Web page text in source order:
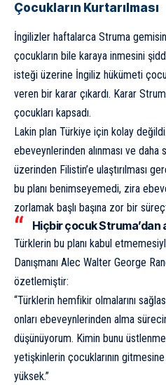
Çocukların Kurtarılması
İngilizler haftalarca Struma
çocukların bile karaya inmesini
isteği üzerine İngiliz hükümeti
veren bir karar çıkardı. Karar
çocukları kapsadı.
Lakin plan Türkiye için kolay
ebeveynlerinden alınması ve daha
üzerinden Filistin’e ulaştırılması
bu planı benimseyemedi, zira
zorlamak başlı başına zor bir
Hiçbir çocuk Struma’dan
Türklerin bu planı kabul
Danışmanı Alec Walter George
özetlemiştir:
“Türklerin hemfikir olmalarını
onları ebeveynlerinden alma
düşünüyorum. Kimin bunu
yetişkinlerin çocuklarının
yüksek.”